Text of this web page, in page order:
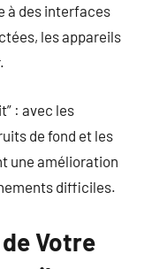
à des interfaces
les appareils
: avec les
de fond et les
une amélioration
difficiles.
Votre